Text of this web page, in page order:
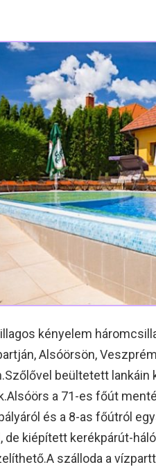
kényelem
Alsóörsön,
beültetett lankáin
a 71-es főút
és a 8-as főútról
de kiépített kerékpárút-
szálloda a